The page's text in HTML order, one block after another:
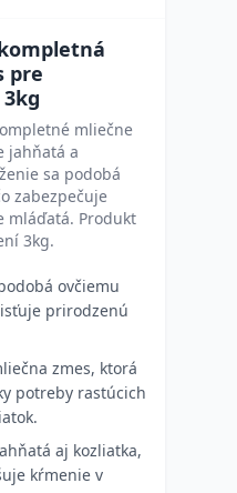
pre
mliečne
jahňatá a
sa podobá
zabezpečuje
mláďatá. Produkt
3kg.
ovčiemu
prirodzenú
zmes, ktorá
potreby rastúcich
aj kozliatka,
kŕmenie v